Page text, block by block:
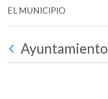
EL MUNICIPIO
Ayuntamiento